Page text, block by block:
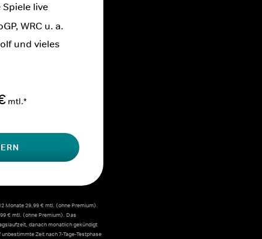
Spiele live
WRC u. a.
und vieles
mtl.*
Monate 29,99 € mtl. (ohne Premium).
€ mtl. (ohne Premium). Das
danach monatlich gekündigt
Zeit nach 7-Tage-Testphase